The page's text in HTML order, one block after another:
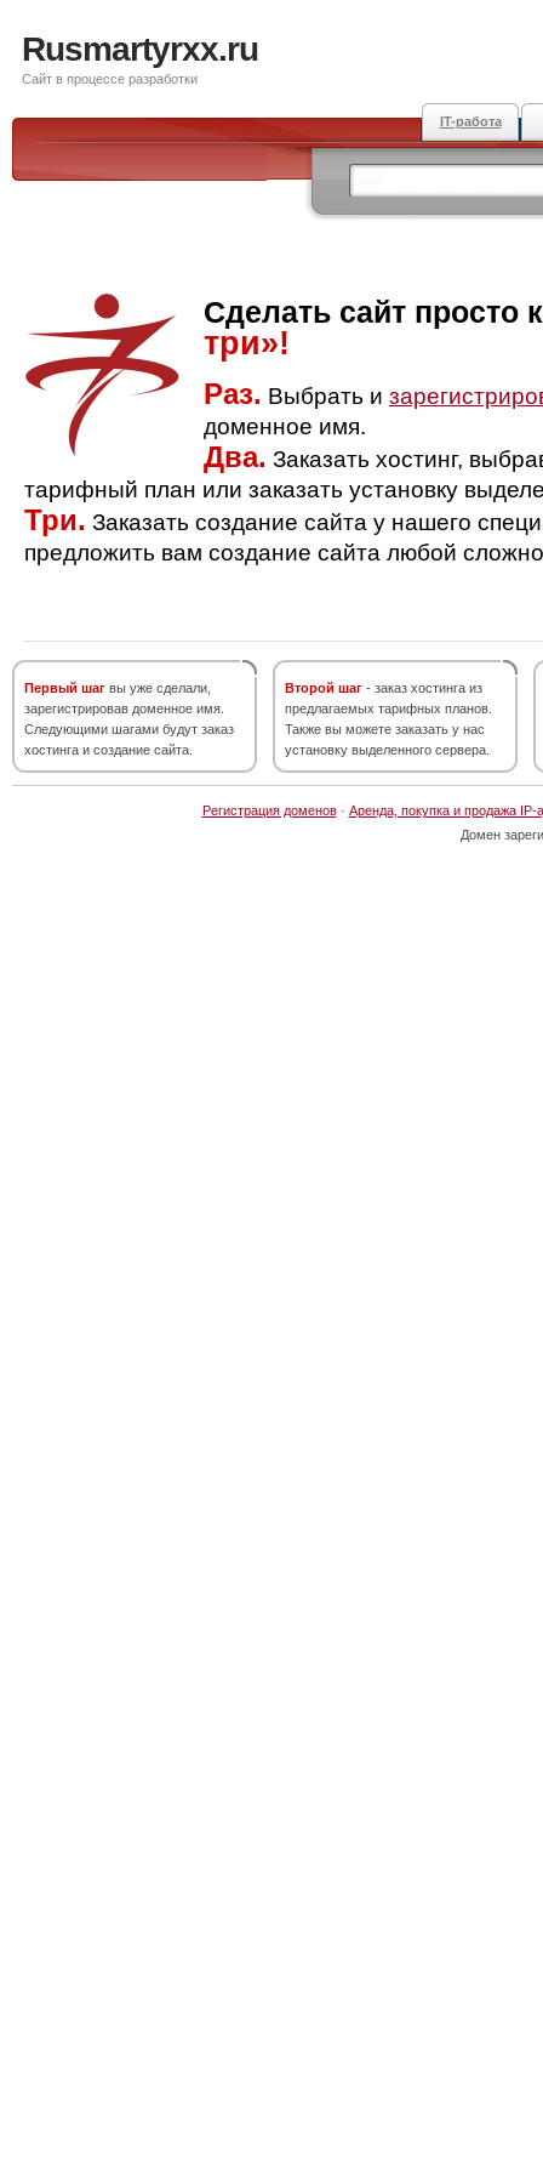
Rusmartyrxx.ru
Сайт в процессе разработки
IT-работа
Сделать сайт просто
три»!
Раз. Выбрать и
доменное имя.
Два. Заказать хостинг,
тарифный план или заказать установку
Три. Заказать создание сайта у нашего
предложить вам создание сайта любой
Первый шаг вы уже сделали,
зарегистрировав доменное имя.
Следующими шагами будут заказ
хостинга и создание сайта.
Второй шаг - заказ хостинга из
предлагаемых тарифных планов.
Также вы можете заказать у нас
установку выделенного сервера.
Регистрация доменов· Аренда, покупка и продажа IP-
Домен